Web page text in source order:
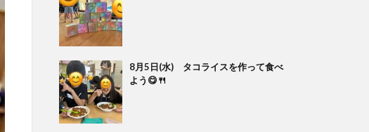
8月5日(水) タコライスを作って食べ
よう😋🍴